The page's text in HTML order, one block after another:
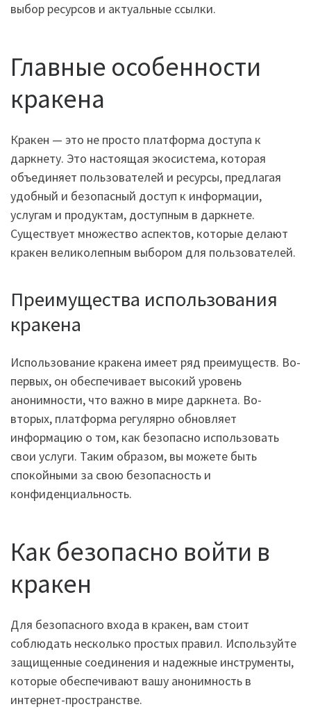
выбор ресурсов и актуальные ссылки.
Главные особенности
кракена
Кракен — это не просто платформа доступа к
даркнету. Это настоящая экосистема, которая
объединяет пользователей и ресурсы, предлагая
удобный и безопасный доступ к информации,
услугам и продуктам, доступным в даркнете.
Существует множество аспектов, которые делают
кракен великолепным выбором для пользователей.
Преимущества использования
кракена
Использование кракена имеет ряд преимуществ. Во-
первых, он обеспечивает высокий уровень
анонимности, что важно в мире даркнета. Во-
вторых, платформа регулярно обновляет
информацию о том, как безопасно использовать
свои услуги. Таким образом, вы можете быть
спокойными за свою безопасность и
конфиденциальность.
Как безопасно войти в
кракен
Для безопасного входа в кракен, вам стоит
соблюдать несколько простых правил. Используйте
защищенные соединения и надежные инструменты,
которые обеспечивают вашу анонимность в
интернет-пространстве.